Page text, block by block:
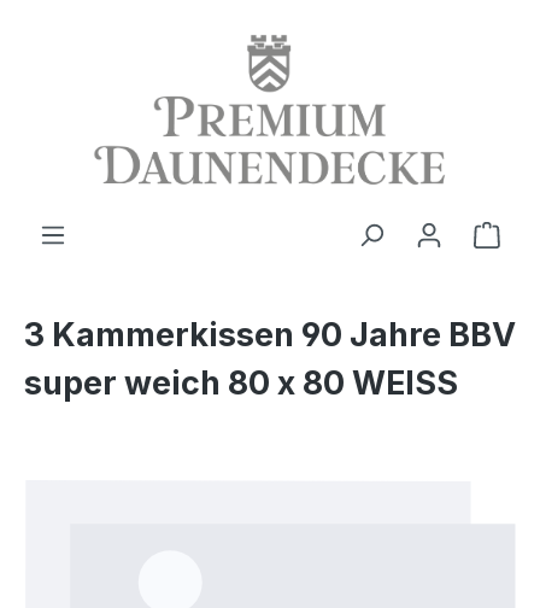
3 Kammerkissen 90 Jahre BBV
super weich 80 x 80 WEISS